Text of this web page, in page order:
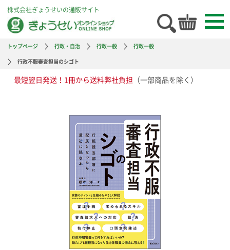
株式会社ぎょうせいの通販サイト
トップページ 行政・自治 行政一般
行政一般
行政不服審査担当のシゴト
最短翌日発送！1冊から送料弊社負担 （一部商品を除く）